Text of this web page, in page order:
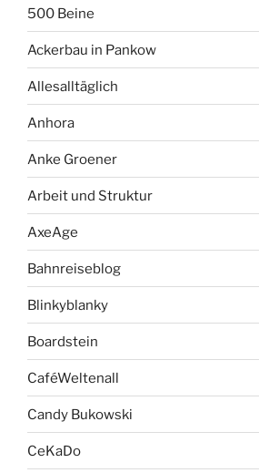
500 Beine
Ackerbau in Pankow
Allesalltäglich
Anhora
Anke Groener
Arbeit und Struktur
AxeAge
Bahnreiseblog
Blinkyblanky
Boardstein
CaféWeltenall
Candy Bukowski
CeKaDo